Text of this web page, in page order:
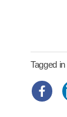
Tagged in